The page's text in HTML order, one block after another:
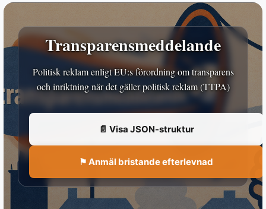
Transparensmeddelande
Politisk reklam enligt EU:s förordning om transparens
och inriktning när det gäller politisk reklam (TTPA)
📄 Visa JSON-struktur
⚑ Anmäl bristande efterlevnad